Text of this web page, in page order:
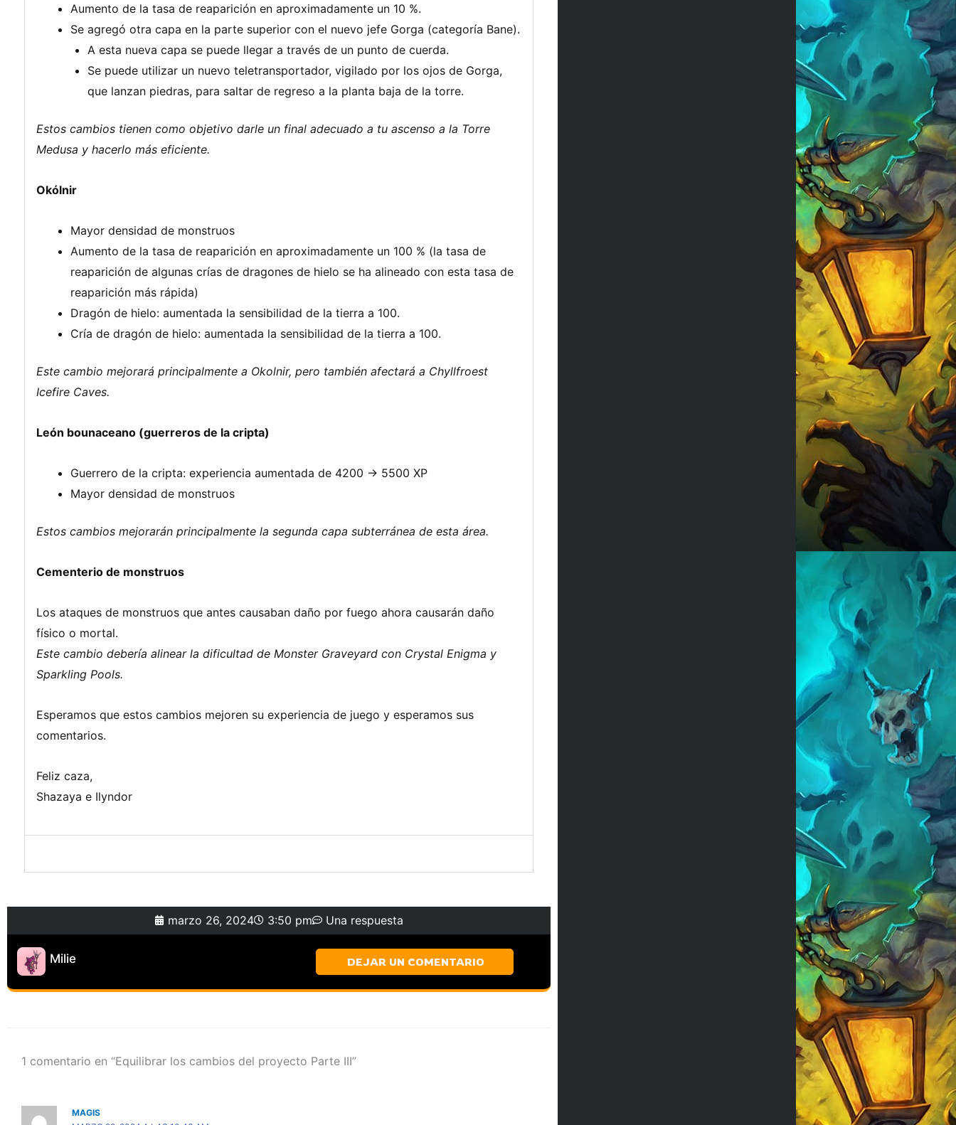
Aumento de la tasa de reaparición en aproximadamente un 10 %.
Se agregó otra capa en la parte superior con el nuevo jefe Gorga (categoría Bane).
A esta nueva capa se puede llegar a través de un punto de cuerda.
Se puede utilizar un nuevo teletransportador, vigilado por los ojos de Gorga,
que lanzan piedras, para saltar de regreso a la planta baja de la torre.
Estos cambios tienen como objetivo darle un final adecuado a tu ascenso a la Torre
Medusa y hacerlo más eficiente.
Okólnir
Mayor densidad de monstruos
Aumento de la tasa de reaparición en aproximadamente un 100 % (la tasa de
reaparición de algunas crías de dragones de hielo se ha alineado con esta tasa de
reaparición más rápida)
Dragón de hielo: aumentada la sensibilidad de la tierra a 100.
Cría de dragón de hielo: aumentada la sensibilidad de la tierra a 100.
Este cambio mejorará principalmente a Okolnir, pero también afectará a Chyllfroest
Icefire Caves.
León bounaceano (guerreros de la cripta)
Guerrero de la cripta: experiencia aumentada de 4200 -> 5500 XP
Mayor densidad de monstruos
Estos cambios mejorarán principalmente la segunda capa subterránea de esta área.
Cementerio de monstruos
Los ataques de monstruos que antes causaban daño por fuego ahora causarán daño
físico o mortal.
Este cambio debería alinear la dificultad de Monster Graveyard con Crystal Enigma y
Sparkling Pools.
Esperamos que estos cambios mejoren su experiencia de juego y esperamos sus
comentarios.
Feliz caza,
Shazaya e Ilyndor
marzo 26, 2024 3:50 pm Una respuesta
Milie DEJAR UN COMENTARIO
1 comentario en “Equilibrar los cambios del proyecto Parte III”
MAGIS